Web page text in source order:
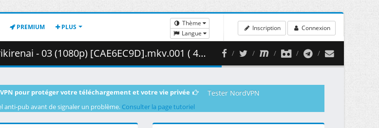
PREMIUM PLUS
Thème
Langue
Inscription Connexion
03 (1080p) [CAE6EC9D].mkv.001 ( 460.61 MB )
pour protéger votre téléchargement et votre vie privée Tester NordVPN
anti-pub avant de signaler un problème. Consulter la page tutoriel